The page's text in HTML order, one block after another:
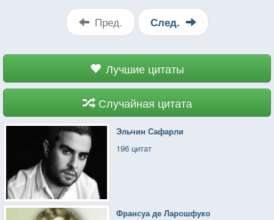
Пред. След.
Лучшие цитаты
Случайная цитата
Эльчин Сафарли
196 цитат
Франсуа де Ларошфуко